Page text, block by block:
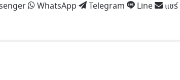
WhatsApp Telegram Line
แชร์